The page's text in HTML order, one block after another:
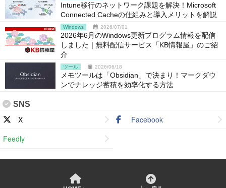
Intune移行のネットワーク課題を解決！Microsoft
Connected Cacheの仕組みと導入メリットを解説
Windows 2026/07/01
2026年6月のWindows更新プログラム情報を配信
しました｜無料配信サービス「KB情報屋」のご紹
介
ツール 2026/06/18
メモツールは「Obsidian」で決まり！マークダウ
ンでナレッジ蓄積を効率化する方法
SNS
X
Facebook
Feedly